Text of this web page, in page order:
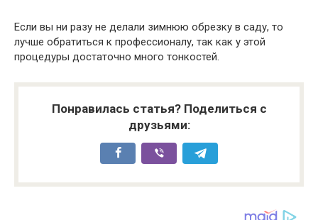
Если вы ни разу не делали зимнюю обрезку в саду, то
лучше обратиться к профессионалу, так как у этой
процедуры достаточно много тонкостей.
Понравилась статья? Поделиться с
друзьями: